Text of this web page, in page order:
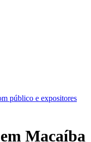
Menino de 3 anos
Macaíba